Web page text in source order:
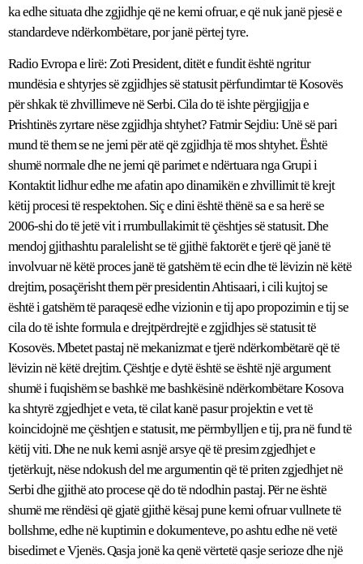
ka edhe situata dhe zgjidhje që ne kemi ofruar, e që nuk janë pjesë e
standardeve ndërkombëtare, por janë përtej tyre.
Radio Evropa e lirë: Zoti President, ditët e fundit është ngritur mundësia e shtyrjes së zgjidhjes së statusit përfundimtar të Kosovës për shkak të zhvillimeve në Serbi. Cila do të ishte përgjigjja e Prishtinës zyrtare nëse zgjidhja shtyhet? Fatmir Sejdiu: Unë së pari mund të them se ne jemi për atë që zgjidhja të mos shtyhet. Është shumë normale dhe ne jemi që parimet e ndërtuara nga Grupi i Kontaktit lidhur edhe me afatin apo dinamikën e zhvillimit të krejt këtij procesi të respektohen. Siç e dini është thënë sa e sa herë se 2006-shi do të jetë vit i rrumbullakimit të çështjes së statusit. Dhe mendoj gjithashtu paralelisht se të gjithë faktorët e tjerë që janë të involvuar në këtë proces janë të gatshëm të ecin dhe të lëvizin në këtë drejtim, posaçërisht them për presidentin Ahtisaari, i cili kujtoj se është i gatshëm të paraqesë edhe vizionin e tij apo propozimin e tij se cila do të ishte formula e drejtpërdrejtë e zgjidhjes së statusit të Kosovës. Mbetet pastaj në mekanizmat e tjerë ndërkombëtarë që të lëvizin në këtë drejtim. Çështje e dytë është se është një argument shumë i fuqishëm se bashkë me bashkësinë ndërkombëtare Kosova ka shtyrë zgjedhjet e veta, të cilat kanë pasur projektin e vet të koincidojnë me çështjen e statusit, me përmbylljen e tij, pra në fund të këtij viti. Dhe ne nuk kemi asnjë arsye që të presim zgjedhjet e tjetërkujt, nëse ndokush del me argumentin që të priten zgjedhjet në Serbi dhe gjithë ato procese që do të ndodhin pastaj. Për ne është shumë me rëndësi që gjatë gjithë kësaj pune kemi ofruar vullnete të bollshme, edhe në kuptimin e dokumenteve, po ashtu edhe në vetë bisedimet e Vjenës. Qasja jonë ka qenë vërtetë qasje serioze dhe një qasje e cila lidhet në plotëninë e saj me standardet ndërkombëtare. Madje mund të them se ka edhe situata dhe zgjidhje që ne kemi ofruar, e që nuk janë pjesë e standardeve ndërkombëtare, por janë përtej tyre.Radio Evropa e lirë: Por megjithatë, nëse zgjidhja shtyhet, çfarë do të bëjë Prishtina zyrtare? Fatmir Sejdiu: Jo, ne do të insistojmë po them. Është një insistim normal dhe është një insistim edhe i Shteteve të Bashkuara të Amerikës, Britanisë së Madhe dhe i faktorëve të tjerë të Bashkimit Evropian. Në këtë drejtim ne do të angazhohemi që të mos shtyhet procesi, të jetë një proces që në fazën tjetër natyrisht se do të ketë edhe shumë punë për të bërë. Ju e dini kërkesën tonë që të shkohet me një prani civile ndërkombëtare në Kosovë dhe me praninë e trupave të NATO-s. Çështja e pranisë civile ndërkombëtare në Kosovë, sipas bisedimeve që kemi pasur deri tani me faktorin ndërkombëtar, do të jetë një precizim apo më mirë të themi përcaktim i përbashkët edhe me faktorin në Kosovë. Dhe në këtë drejtim do të jetë edhe një periudhë e transmisionit të pushteteve, posaçërisht nga UNMIK-u në organet e Kosovës. Dëshirojmë vërtetë që kjo fazë po ashtu të na shërbejë edhe për përgatitje të tjera që do ta bëjnë Kosovën të startojë fuqishëm si shtet. Është fjala për ripërgatitjen e një korpusi të tërë legjislativ, që merr karakter tjetër posaçërisht me adaptimin e atyre akteve juridike apo ligjeve, të cilat deri tash kanë qenë si pjesë të rregulloreve të UNMIK-ut. Dhe natyrisht, në këtë kohë kemi edhe nevojën e përgatitjes së Kushtetutës së Kosovës, e cila duhet jetë bazamenti themelor apo akti luridik më i lartë i vendit. Radio Evropa e lirë: Si udhëheqës i Ekipit të Unitetit jeni përballur vazhdimisht me kërkesën për kompromise. Sa ka arritur Ekipi i Unitetit që ta përmbushë këtë kërkesë të komunitetit ndërkombëtar? Fatmir Sejdiu: Po, është shumë e vërtetë dhe janë plasuar të themi formulime të tilla që pala kosovare të jetë sa më gjeneroze në kuptimin e ofertës së saj. Dhe natyrisht ne kemi qenë gjenerozë. Kemi qenë gjenerozë në kuptimin esencial se kemi ofruar disa zgjidhje të cilat si të tilla, e thashë edhe më herët, mund të mos jenë pjesë të praktikës ndërkombëtare. Ta zëmë rastin e përfaqësimit në Kuvendin e Kosovës, ne kemi lejuar mundësinë e garantimit të vendeve për komunitetet pakicë, dhjetë prej tyre do të jenë të garantuara për komunitetin pakicë serb dhe dhjetë të tjera për komunitetet tjera pakicë. Dhe kjo nënkupton se ne në një farë mënyre kemi dhënë një shans edhe kushtetuese në këtë bazë dhe me garanci ndërkombëtare se ata, edhe po qe se nuk do të merrnin pjesë në proceset zgjedhore, që do të ishte varianti më i keq, atyre do t’u garantohet pjesëmarrja e drejtpërdrejtë në parlament; ani pse dëshira jonë është thjeshtë që edhe vendet në parlament të sigurohen me një proces aktiv sepse është kusht esencial në procesin integrues dhe të një aktivizmi politik dhe të jetës përgjithësisht për komunitetet pakicë. Problemi siç e dini është më tepër me komunitetin serb, të tjerët natyrisht se janë të integruar plotësisht. Çështja e dytë është po ashtu çështja e funksionalitetit të plotë të sistemit lokal të qeverisjes. Ka ndonjë situatë që mund të kapërcejë të themi atë nivelin e një rrjedhe apo një strukture normale, posaçërisht mund të jenë dy-tre elemente të asimetrisë, e cila mund të jetë ndoshta edhe shqetësuese edhe për qytetarët. Madje është biseduar edhe në vetë parlamentin kur ne kemi ofruar formulën apo variantin se pakica serbe ta zëmë në komunën e Mitrovicës të qeverisë me universitetin në gjuhën serbe dhe ta menaxhojë atë. Një gjë e këtillë mund të themi se është thjesht në kundërshtim me normat ndërkombëtare të qeverisjes së universiteteve, sepse ato kanë autonominë e vet të qeverisjes dhe i nënshtrohen legjislacionit të vendit. Në këtë rast ne kemi bërë formulën e parë se duhet t’i nënshtrohen legjislacionit të vendit, por nëse është një insistim i veçantë që komuna e Mitrovicës në veri të Kosovës të menaxhojë me universitetin në gjuhën serbe, atëherë le të jetë ajo dëshirë apo insistim i realizuar. Pastaj është edhe mundësia që në pjesën e kompetencave të deleguara të jenë një fokusim i veçantë, pa kapërcim të rrjedhës normale, formimi i spitaleve në qendrat ku ka komunitet serb të koncentruar. Është fjala pra për Mitrovicën apo Graçanicën që është në afërsi të Prishtinës apo për komunën e Shtërpces. Në aspektet e tjera natyrisht është lënë një mundësi që nënkryetarët e komunave bie fjala, në nivel të pushtetit lokal gati se zgjidhen ex-officio, pra një nënkryetar detyrimisht do të jetë nga komuniteti pakicë. Dhe po ashtu është një aspekt që është biseduar më herët, flas pra për nivelin qendror, ku për dy mandatet e para, sipas ofertës sonë, lejohet mundësia e pjesëmarrjes në Qeveri. Ju e dini se qeveritë janë relacion i drejtpërdrejtë i marrëveshjeve midis partnerëve të koalicionit apo të partive politike, edhe pse mund të fitojë edhe një parti e vetme politike në zgjedhje. Megjithatë, ka raste që të jetë edhe një koalicion i detyrueshëm ose thënë më mirë i nevojshëm dhe në një aspekt, komuniteti serb në këtë rast dhe komunitetet pakicë i kanë vendet e siguruara në Qeveri, pra vende ministrore dhe të zëvendës ministrave. Dhe një çështje tjetër që po ashtu kapërcen praktikat ndërkombëtare është çështja e votimit të dyfishtë për disa nga ligjet në Parlamentin e Kosovës, ajo që në një mënyrë quhet sistemi i Badinterit. Ne kemi insistuar që t’u japim shans komuniteteve pakicë që të japin fjalën e tyre, në këtë proces pra edhe një votim ndaras. Nëse është fjala ta zëmë për ligjin mbi gjuhët apo ligjin mbi liritë fetare apo ndonjë ligj të ngjashëm, ato do të kenë nevojë që paraprakisht të marrin shumicën e votave të deputetëve të pranishëm nga komunitetet pakicë dhe pastaj të shkohet në votimin tjetër në Parlament. Dhe më vonë, nëse ka ndonjë pakënaqësi eventuale, mund të ndërtohen mekanizma të ruajtjes së interesit vital, siç thuhet edhe në terminologjinë që ne kemi ofruar, të cilat do ta rishikonin edhe një herë pozicioni i miratimit të ligjit.Radio Evropa e lirë: Zoti president, përmendët Mitrovicën që padyshim do të jetë një prej sfidave më të rënda gjatë kësaj periudhe. Plani i Prishtinës për decentralizimin e këtij qyteti në njërën anë është parë si i guximshëm, por në anën tjetër edhe si plan që mund të legalizojë ndarjen. Si e shihni ju të ardhmen e këtij qyteti? Fatmir Sejdiu: Po, është shumë e vërtetë se Mitrovica është një nga problemet e veçanta që ka Kosova dhe është një gjendje që është krijuar në periudhën e pasluftës menjëherë. Është krijuar një gjendje e imponueshme, do të thosha madje “fait au complit”. Dhe natyrisht dëshira jonë themelore është që me këtë projekt mbi të cilin ka punuar ish kryeministri Bajram Rexhepi dhe i cili me konsensus është miratuar në Grupin Negociator që qyteti i Mitrovicës të ndahet në dy komuna praktikisht, por të cilat do të kenë një bord të përbashkët qeverisës, i cili do të jetë një element afrues midis tyre. Kjo me qëllim që në proces e sipër apo në lëvizje të themi konstruktive dhe veprimeve të tjera, së bashku me ndihmën e bashkësisë ndërkombëtare, të kemi një integrim të qytetit dhe një jetë të përgjithshme të integruar. Ka reagime të qytetarëve në formën siç thoni edhe ju se mos me këtë njihet një ndarje e qytetit të Mitrovicës, por unë megjithatë them se Mitrovica është Kosovë dhe po ashtu është jashtëzakonisht inkurajues qëndrimi i vazhdueshëm dhe i prerë i bashkësisë ndërkombëtare dhe i Grupit të Kontaktit, në këtë kontekst si mekanizëm i formuar enkas për këtë qëllim, që integriteti i Kosovës nuk mund të cenohet në asnjë mënyrë, funksionaliteti i Kosovës nuk mund të cenohet po ashtu dhe nuk mund të ketë aspekte të tjera që do ta prishin cilësinë e funksionimit si shtet unitar…flas tash në interpretimin tim.Radio Evropa e lirë: Ka shqetësime se situata e sigurisë, veçanërisht në veri të Kosovës, do të mund të destabilizohej me afrimin e periudhës për përcaktimin e statusit. Ka indikacione të këtilla?Fatmir Sejdiu: Ka kujdestarë të vazhdueshëm që ta mbajnë në tension çështjen në veri të Kosovës, madje ka edhe incidente apo forma të tjera të manifestimit për ta mbajtur në tension të caktuar edhe pjesët tjera të Kosovës, ju i shihni edhe këto shpërthime që kanë ndodhur në Gjilan, në Kli